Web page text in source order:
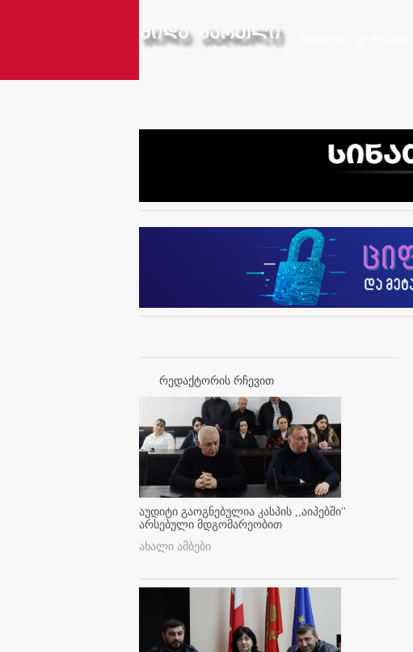
რედაქტორის რჩევით
აუდიტი გაოგნებულია კასპის ,,აიპებში''
არსებული მდგომარეობით
ახალი ამბები